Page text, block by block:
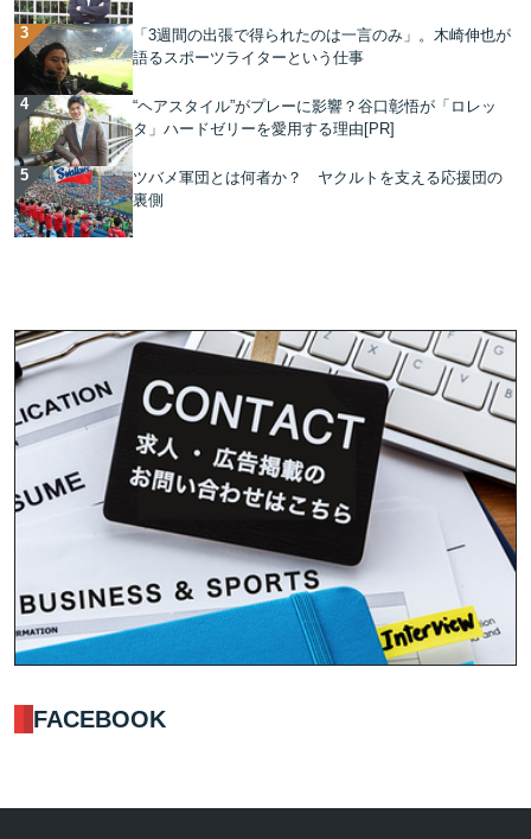
「3週間の出張で得られたのは一言のみ」。木崎伸也が
語るスポーツライターという仕事
“ヘアスタイル”がプレーに影響？谷口彰悟が「ロレッ
タ」ハードゼリーを愛用する理由[PR]
ツバメ軍団とは何者か？ ヤクルトを支える応援団の
裏側
FACEBOOK